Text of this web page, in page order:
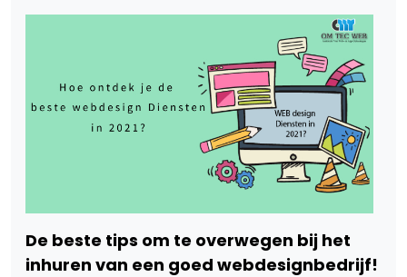
De beste tips om te overwegen bij het
inhuren van een goed webdesignbedrijf!